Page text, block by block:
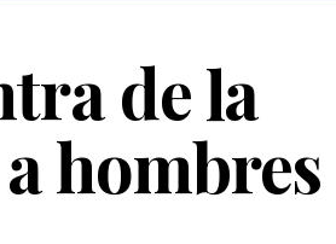
de la
hombres